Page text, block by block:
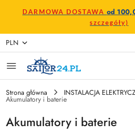
Przejdź do treści głównej
Przejdź do wyszukiwarki
Przejdź do moje konto
Przejdź do menu głównego
Przejdź do stopki
DARMOWA DOSTAWA od
szczegóły)
PLN
Strona główna INSTALACJA
Akumulatory i baterie
Akumulatory i baterie